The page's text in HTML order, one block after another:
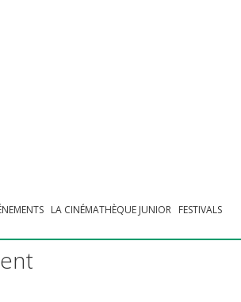
LA CINÉMATHÈQUE JUNIOR FESTIVALS